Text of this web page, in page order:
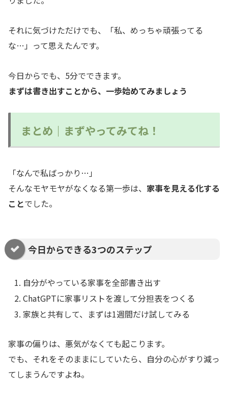
それに気づけただけでも、「私、めっちゃ頑張ってる
な…」って思えたんです。
今日からでも、5分でできます。
まずは書き出すことから、一歩始めてみましょう
まとめ｜まずやってみてね！
「なんで私ばっかり…」
そんなモヤモヤがなくなる第一歩は、 家事を見える化する
ことでした。
今日からできる3つのステップ
自分がやっている家事を全部書き出す
ChatGPTに家事リストを渡して分担表をつくる
家族と共有して、まずは1週間だけ試してみる
家事の偏りは、悪気がなくても起こります。
でも、それをそのままにしていたら、自分の心がすり減っ
てしまうんですよね。